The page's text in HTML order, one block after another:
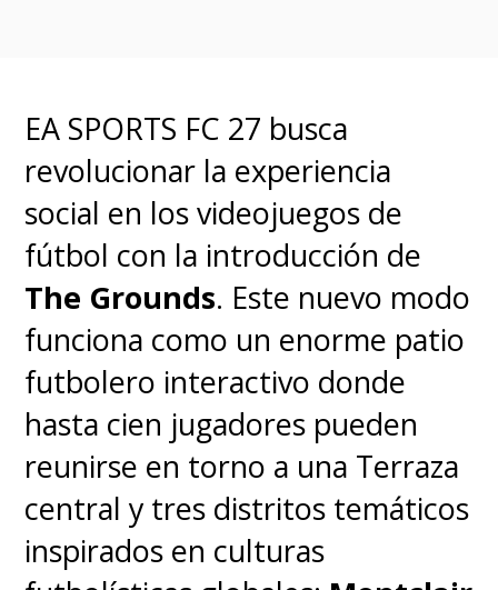
EA SPORTS FC 27 busca
revolucionar la experiencia
social en los videojuegos de
fútbol con la introducción de
The Grounds. Este nuevo modo
funciona como un enorme patio
futbolero interactivo donde
hasta cien jugadores pueden
reunirse en torno a una Terraza
central y tres distritos temáticos
inspirados en culturas